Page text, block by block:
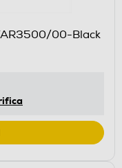
00-Black